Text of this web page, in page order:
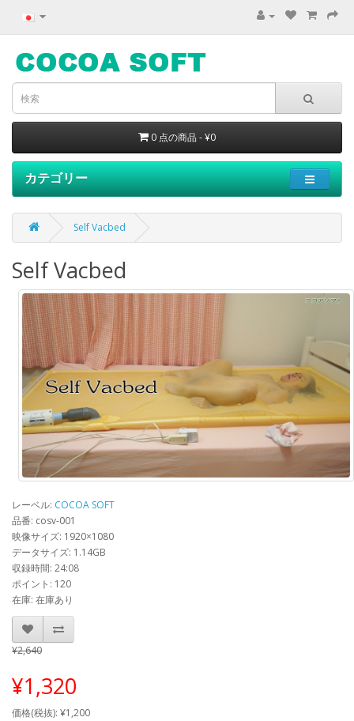
0 点の商品 - ¥0
カテゴリー
Self Vacbed
Self Vacbed
レーベル: COCOA SOFT
品番: cosv-001
映像サイズ: 1920×1080
データサイズ: 1.14GB
収録時間: 24:08
ポイント: 120
在庫: 在庫あり
¥2,640
¥1,320
価格(税抜): ¥1,200